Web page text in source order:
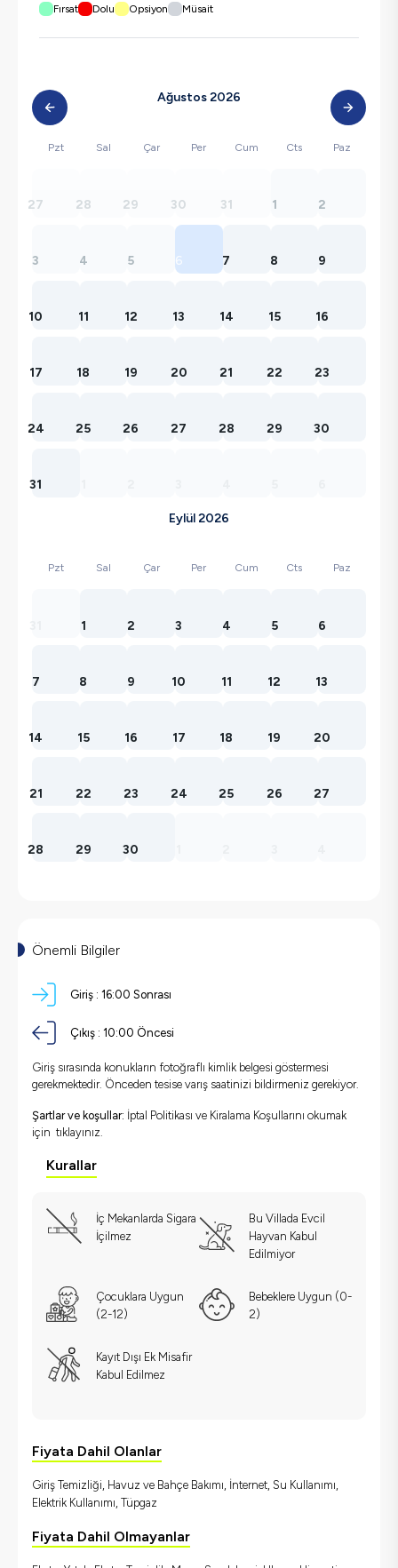
Fırsat Dolu Opsiyon Müsait
Ağustos 2026
Pzt Sal Çar Per Cum Cts Paz
27 28 29 30 31 1 2
3 4 5 6 7 8 9
10 11 12 13 14 15 16
17 18 19 20 21 22 23
24 25 26 27 28 29 30
31
Eylül 2026
Pzt Sal Çar Per Cum Cts Paz
1 2 3 4 5 6
7 8 9 10 11 12 13
14 15 16 17 18 19 20
21 22 23 24 25 26 27
28 29 30
Önemli Bilgiler
Giriş : 16:00 Sonrası
Çıkış : 10:00 Öncesi
Giriş sırasında konukların fotoğraflı kimlik belgesi göstermesi
gerekmektedir. Önceden tesise varış saatinizi bildirmeniz gerekiyor.
Şartlar ve koşullar: İptal Politikası ve Kiralama Koşullarını okumak
için tıklayınız.
Kurallar
İç Mekanlarda Sigara
İçilmez
Bu Villada Evcil
Hayvan Kabul
Edilmiyor
Çocuklara Uygun
(2-12)
Bebeklere Uygun (0-
2)
Kayıt Dışı Ek Misafir
Kabul Edilmez
Fiyata Dahil Olanlar
Giriş Temizliği, Havuz ve Bahçe Bakımı, İnternet, Su Kullanımı,
Elektrik Kullanımı, Tüpgaz
Fiyata Dahil Olmayanlar